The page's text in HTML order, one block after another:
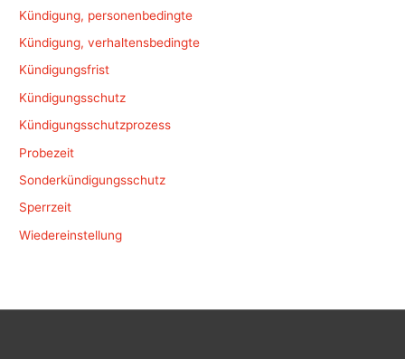
Kündigung, personenbedingte
Kündigung, verhaltensbedingte
Kündigungsfrist
Kündigungsschutz
Kündigungsschutzprozess
Probezeit
Sonderkündigungsschutz
Sperrzeit
Wiedereinstellung